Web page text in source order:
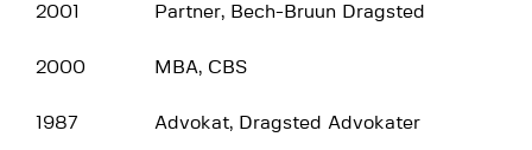
2001 Partner, Bech-Bruun Dragsted
2000 MBA, CBS
1987 Advokat, Dragsted Advokater